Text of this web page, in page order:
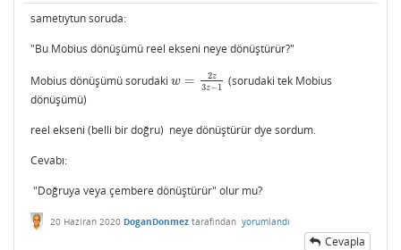
sametıytun soruda:
"Bu Mobius dönüşümü reel ekseni neye dönüştürür?"
Mobius dönüşümü sorudaki w = 2z
3z−1
w= 2z 3z−1 (sorudaki tek Mobius
dönüşümü)
reel ekseni (belli bir doğru) neye dönüştürür dye sordum.
Cevabı:
"Doğruya veya çembere dönüştürür" olur mu?
20 Haziran 2020 DoganDonmez tarafından yorumlandı
Cevapla